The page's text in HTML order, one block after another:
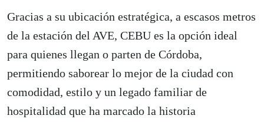
Gracias a su ubicación estratégica, a escasos metros
de la estación del AVE, CEBU es la opción ideal
para quienes llegan o parten de Córdoba,
permitiendo saborear lo mejor de la ciudad con
comodidad, estilo y un legado familiar de
hospitalidad que ha marcado la historia